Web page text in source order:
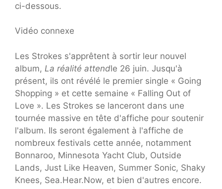
ci-dessous.
Vidéo connexe
Les Strokes s'apprêtent à sortir leur nouvel
album, La réalité attendle 26 juin. Jusqu'à
présent, ils ont révélé le premier single « Going
Shopping » et cette semaine « Falling Out of
Love ». Les Strokes se lanceront dans une
tournée massive en tête d'affiche pour soutenir
l'album. Ils seront également à l'affiche de
nombreux festivals cette année, notamment
Bonnaroo, Minnesota Yacht Club, Outside
Lands, Just Like Heaven, Summer Sonic, Shaky
Knees, Sea.Hear.Now, et bien d'autres encore.